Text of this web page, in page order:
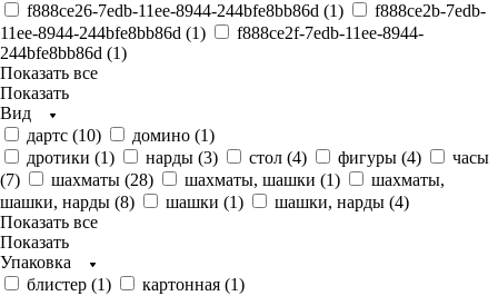
f888ce26-7edb-11ee-8944-244bfe8bb86d (1)
f888ce2b-7edb-
11ee-8944-244bfe8bb86d (1)
f888ce2f-7edb-11ee-8944-
244bfe8bb86d (1)
Показать все
Показать
Вид
дартс (10) домино (1)
дротики (1) нарды (3) стол (4) фигуры (4)
часы
(7) шахматы (28) шахматы, шашки (1)
шахматы,
шашки, нарды (8) шашки (1) шашки, нарды (4)
Показать все
Показать
Упаковка
блистер (1) картонная (1)